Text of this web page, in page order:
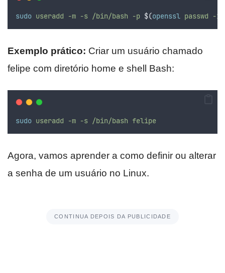
sudo useradd -m -s /bin/bash -p $(openssl passwd -1
Exemplo prático: Criar um usuário chamado
felipe com diretório home e shell Bash:
sudo useradd -m -s /bin/bash felipe
Agora, vamos aprender a como definir ou alterar
a senha de um usuário no Linux.
CONTINUA DEPOIS DA PUBLICIDADE